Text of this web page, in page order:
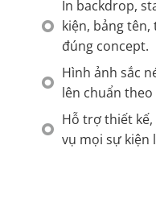
In backdrop,
kiện, bảng
đúng concept.
Hình ảnh sắc
lên chuẩn
Hỗ trợ thiết
vụ mọi sự kiện